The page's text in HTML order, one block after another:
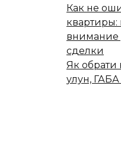
Как не
квартиры:
внимание
сделки
Як обрати
улун,